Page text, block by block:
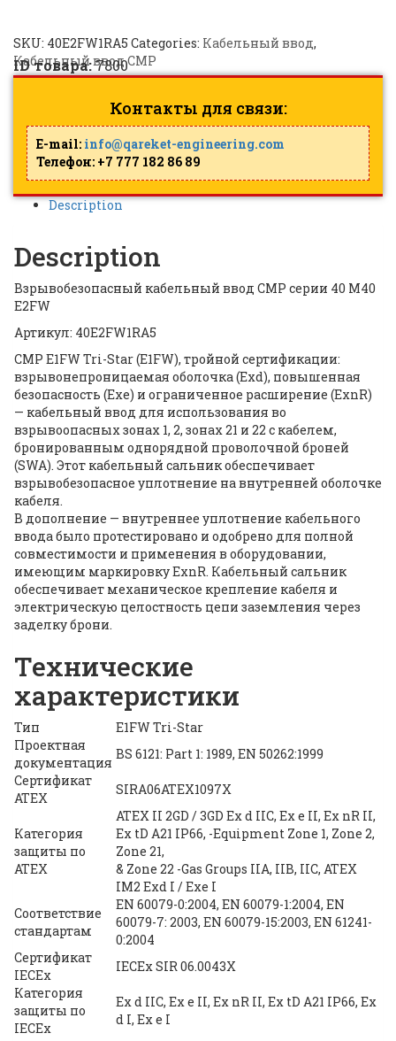
SKU: 40E2FW1RA5 Categories: Кабельный ввод,
Кабельный ввод CMP
ID товара:7800
Контакты для связи:
E-mail: info@qareket-engineering.com
Телефон: +7 777 182 86 89
Description
Description
Взрывобезопасный кабельный ввод CMP серии 40 M40
E2FW
Артикул: 40E2FW1RA5
CMP E1FW Tri-Star (E1FW), тройной сертификации:
взрывонепроницаемая оболочка (Exd), повышенная
безопасность (Exe) и ограниченное расширение (ExnR)
— кабельный ввод для использования во
взрывоопасных зонах 1, 2, зонах 21 и 22 с кабелем,
бронированным однорядной проволочной броней
(SWA). Этот кабельный сальник обеспечивает
взрывобезопасное уплотнение на внутренней оболочке
кабеля.
В дополнение — внутреннее уплотнение кабельного
ввода было протестировано и одобрено для полной
совместимости и применения в оборудовании,
имеющим маркировку ExnR. Кабельный сальник
обеспечивает механическое крепление кабеля и
электрическую целостность цепи заземления через
заделку брони.
Технические
характеристики
Тип
E1FW Tri-Star
Проектная
документация
BS 6121: Part 1: 1989, EN 50262:1999
Сертификат
ATEX
SIRA06ATEX1097X
Категория
защиты по
ATEX
ATEX II 2GD / 3GD Ex d IIC, Ex e II, Ex nR II,
Ex tD A21 IP66, -Equipment Zone 1, Zone 2,
Zone 21,
& Zone 22 -Gas Groups IIA, IIB, IIC, ATEX
IM2 Exd I / Exe I
Соответствие
стандартам
EN 60079-0:2004, EN 60079-1:2004, EN
60079-7: 2003, EN 60079-15:2003, EN 61241-
0:2004
Сертификат
IECEx
IECEx SIR 06.0043X
Категория
защиты по
IECEx
Ex d IIC, Ex e II, Ex nR II, Ex tD A21 IP66, Ex
d I, Ex e I